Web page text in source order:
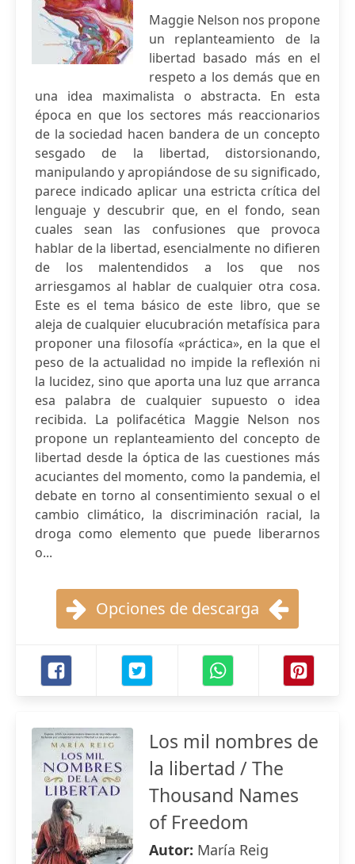
Maggie Nelson nos propone
un replanteamiento de la
libertad basado más en el
respeto a los demás que en
una idea maximalista o abstracta. En esta
época en que los sectores más reaccionarios
de la sociedad hacen bandera de un concepto
sesgado de la libertad, distorsionando,
manipulando y apropiándose de su significado,
parece indicado aplicar una estricta crítica del
lenguaje y descubrir que, en el fondo, sean
cuales sean las confusiones que provoca
hablar de la libertad, esencialmente no difieren
de los malentendidos a los que nos
arriesgamos al hablar de cualquier otra cosa.
Este es el tema básico de este libro, que se
aleja de cualquier elucubración metafísica para
proponer una filosofía «práctica», en la que el
peso de la actualidad no impide la reflexión ni
la lucidez, sino que aporta una luz que arranca
esa palabra de cualquier supuesto o idea
recibida. La polifacética Maggie Nelson nos
propone un replanteamiento del concepto de
libertad desde la óptica de las cuestiones más
acuciantes del momento, como la pandemia, el
debate en torno al consentimiento sexual o el
cambio climático, la discriminación racial, la
droga como elemento que puede liberarnos
o...
Opciones de descarga
Los mil nombres de
la libertad / The
Thousand Names
of Freedom
Autor: María Reig